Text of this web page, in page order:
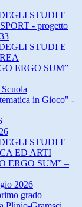
STUDI E
- progetto
STUDI E
ERGO SUM” –
in Gioco" -
STUDI E
ED ARTI
ERGO SUM” –
2026
grado